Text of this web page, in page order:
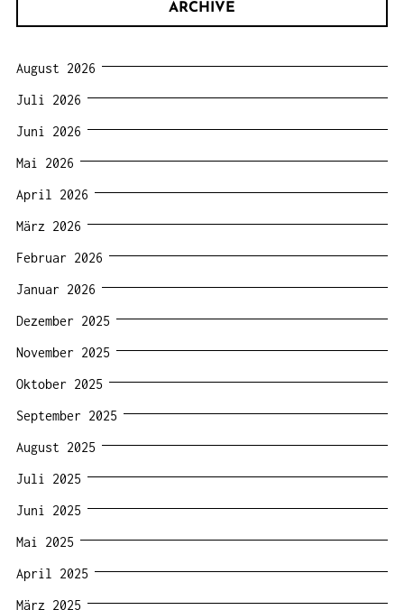
ARCHIVE
August 2026
Juli 2026
Juni 2026
Mai 2026
April 2026
März 2026
Februar 2026
Januar 2026
Dezember 2025
November 2025
Oktober 2025
September 2025
August 2025
Juli 2025
Juni 2025
Mai 2025
April 2025
März 2025